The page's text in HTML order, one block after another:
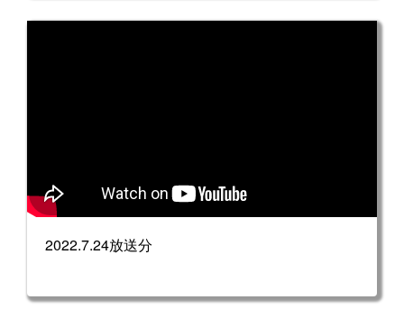
2022.7.24放送分